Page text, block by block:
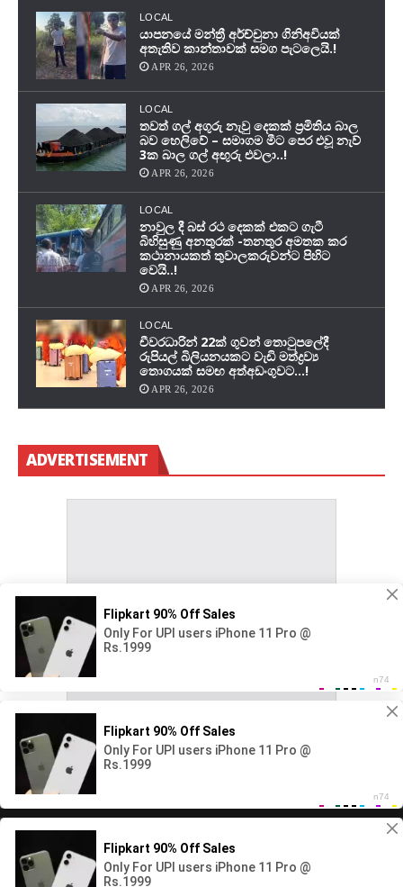
LOCAL
යාපනයේ මන්ත්‍රී අර්ච්චුනා ගිනිඅවියක්
අතැතිව කාන්තාවක් සමග පැටලෙයි.!
APR 26, 2026
LOCAL
තවත් ගල් අගුරු නැවු දෙකක් ප‍්‍රමිතිය බාල
බව හෙලිවේ – සමාගම මීට පෙර එවූ නැව්
3ක බාල ගල් අඟුරු එවලා..!
APR 26, 2026
LOCAL
නාවුල දී බස් රථ දෙකක් එකට ගැටී
බිහිසුණු අනතුරක් -තනතුර අමතක කර
කථානායකත් තුවාලකරුවන්ට පිහිට
වෙයි..!
APR 26, 2026
LOCAL
චීවරධාරින් 22ක් ගුවන් තොටුපලේදී
රුපියල් බිලියනයකට වැඩි මත්ද්‍රව්‍ය
තොගයක් සමඟ අත්අඩංගුවට…!
APR 26, 2026
ADVERTISEMENT
Copyright All rights reserved Ape Rata.net 2026©
Home
Local Life Style Cultivate and Gardening
Entertainment Sports Featured Technology